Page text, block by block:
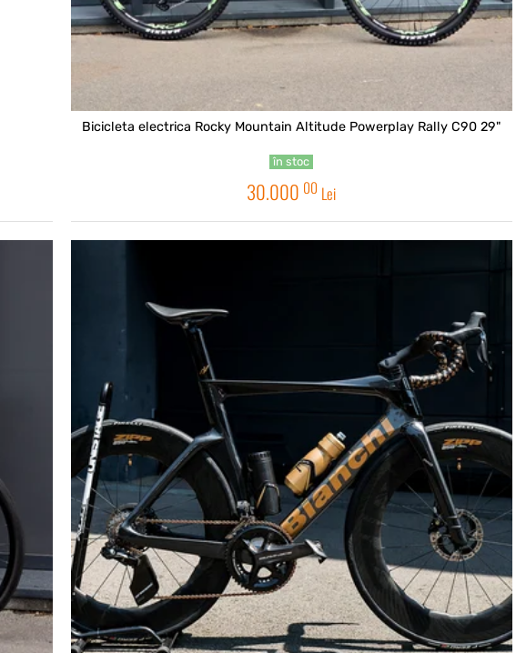
Bicicleta electrica Rocky Mountain Altitude Powerplay Rally C90 29"
în stoc
30.000 00 Lei